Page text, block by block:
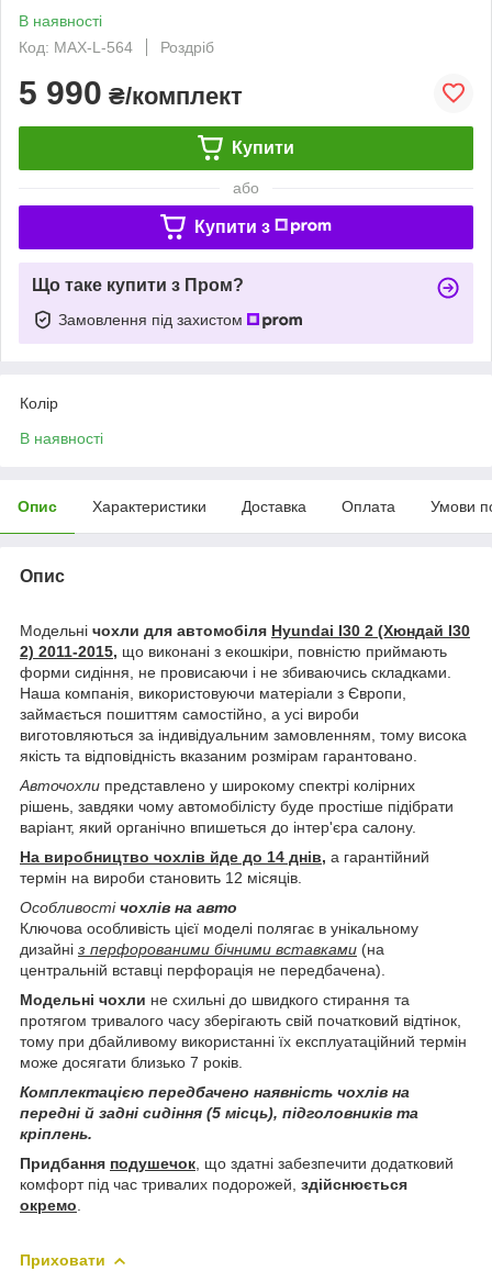
В наявності
Код: MAX-L-564
Роздріб
5 990 ₴/комплект
Купити
або
Купити з
Що таке купити з Пром?
Замовлення під захистом
Колір
В наявності
Опис Характеристики Доставка Оплата Умови
Опис
Модельні чохли для автомобіля Hyundai I30 2 (Хюндай І30
2) 2011-2015, що виконані з екошкіри, повністю приймають
форми сидіння, не провисаючи і не збиваючись складками.
Наша компанія, використовуючи матеріали з Європи,
займається пошиттям самостійно, а усі вироби
виготовляються за індивідуальним замовленням, тому висока
якість та відповідність вказаним розмірам гарантовано.
Авточохли представлено у широкому спектрі колірних
рішень, завдяки чому автомобілісту буде простіше підібрати
варіант, який органічно впишеться до інтер'єра салону.
На виробництво чохлів йде до 14 днів, а гарантійний
термін на вироби становить 12 місяців.
Особливостічохлів на авто
Ключова особливість цієї моделі полягає в унікальному
дизайні з перфорованими бічними вставками (на
центральній вставці перфорація не передбачена).
Модельні чохли не схильні до швидкого стирання та
протягом тривалого часу зберігають свій початковий відтінок,
тому при дбайливому використанні їх експлуатаційний термін
може досягати близько 7 років.
Комплектацією передбачено наявність чохлів на
передні й задні сидіння (5 місць), підголовників та
кріплень.
Придбання подушечок, що здатні забезпечити додатковий
комфорт під час тривалих подорожей, здійснюється
окремо.
Приховати